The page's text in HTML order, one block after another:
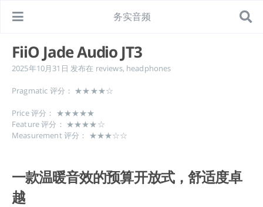
务实音频
FiiO Jade Audio JT3
2025年10月31日 发布在 reviews, headphones
Pragmatic 评分： ★★★★☆
Price 评分： ★★★★★
Feature 评分： ★★★★☆
Measurement 评分： ★★★☆☆
一款温暖音效的预算开放式，舒适度卓
越